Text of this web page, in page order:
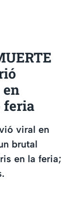
en
feria
viral en
brutal
en la feria;